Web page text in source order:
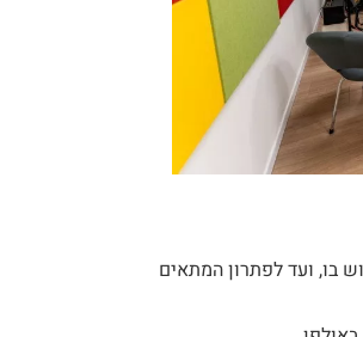
בו, ועד לפתרון המתאים